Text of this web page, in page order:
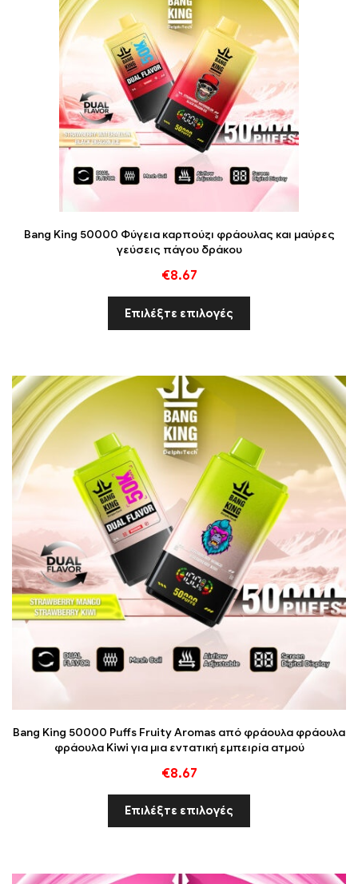
Bang King 50000 Φύγεια καρπούζι φράουλας και μαύρες
γεύσεις πάγου δράκου
€8.67
Επιλέξτε επιλογές
Bang King 50000 Puffs Fruity Aromas από φράουλα φράουλα
φράουλα Kiwi για μια εντατική εμπειρία ατμού
€8.67
Επιλέξτε επιλογές